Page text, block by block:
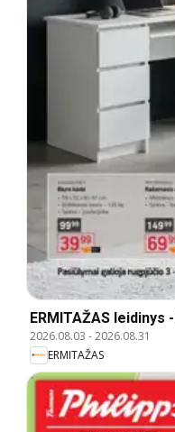
ERMITAŽAS
2026.08.03 -2026.08.31
ERMITAŽAS